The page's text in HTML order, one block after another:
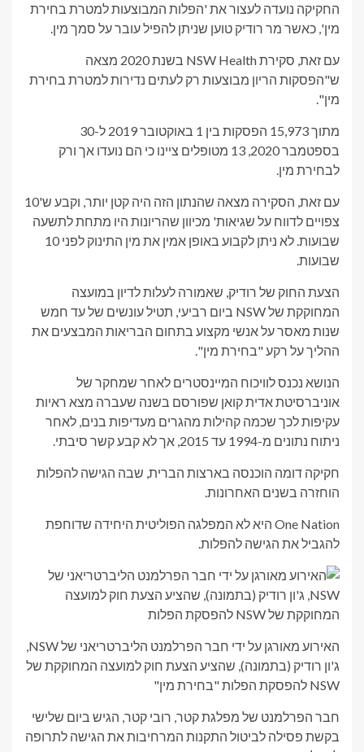
החקיקה נועדה לעצור את 'הפלות המבוצעות למטרת בחירת
מין', כאשר מר רודיק טוען שניתן להפיל עובר על סמך מין.
עם זאת, סקירת NSW Health בשנת 2020 מצאה
ש"הפסקות הריון מבוצעות רק לעתים נדירות למטרת בחירת
מין".
מתוך 15,973 הפסקות בין 1 באוקטובר 2019 ל-30
בספטמבר 2020, 13 מטופלים ציינו כי הם נועדו אך ורק
לבחירת מין.
עם זאת, הסקירה מצאה שהנתון הזה היה קטן יותר, וקבע ש'10
צפויים לדווח על שגיאות' מכיוון שהריונות היו מתחת לתשעה
שבועות. לא ניתן לקבוע באופן אמין את מין התינוק לפני 10
שבועות.
הצעת החוק של רודיק, שאמורה לעלות לדיון במועצה
המחוקקת של NSW ביום רביעי, תטיל עונשים של עד חמש
שנות מאסר על אנשי מקצוע בתחום הבריאות המבצעים את
ההליך על רקע "בחירת מין".
הנושא נכנס לוויכוח המיינסטרים לאחר שמחקר של
אוניברסיטת אדית קואן שפורסם בשנה שעברה מצא ראיות
עקיפות לכך שכמה קהילות מהגרים מעדיפות בנים, לאחר
ניתוח נתונים מ-1994 עד 2015, אך לא קבע קשר סיבתי.
חקיקה דומה הוכנסה בארצות הברית, שבה הגישה להפלות
הוחזרה בשנים האחרונות.
One Nation היא לא המפלגה הפוליטית היחידה שדוחפת
להגביל את הגישה להפלות.
האירוע מאורגן על ידי חבר הפרלמנט הליברטריאני של NSW,
ג'ון רודיק (בתמונה), שהציע הצעת חוק למועצה המחוקקת של
NSW להפסקת הפלות "בחירת מין"
חבר הפרלמנט של מפלגת קטר, רובי קטר, הגיש ביום שלישי
בקשת פסילה לביטול התקנות המרחיבות את הגישה לתרופה